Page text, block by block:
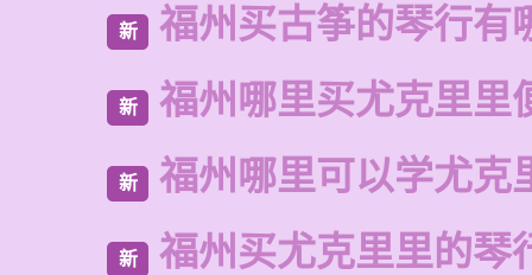
新 福州买古筝的琴行有
新 福州哪里买尤克里里
新 福州哪里可以学尤克
新 福州买尤克里里的琴